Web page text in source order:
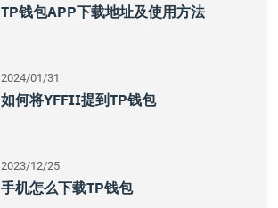
TP钱包APP下载地址及使用方法
2024/01/31
如何将YFFII提到TP钱包
2023/12/25
手机怎么下载TP钱包